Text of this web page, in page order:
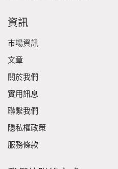
資訊
市場資訊
文章
關於我們
實用訊息
聯繫我們
隱私權政策
服務條款